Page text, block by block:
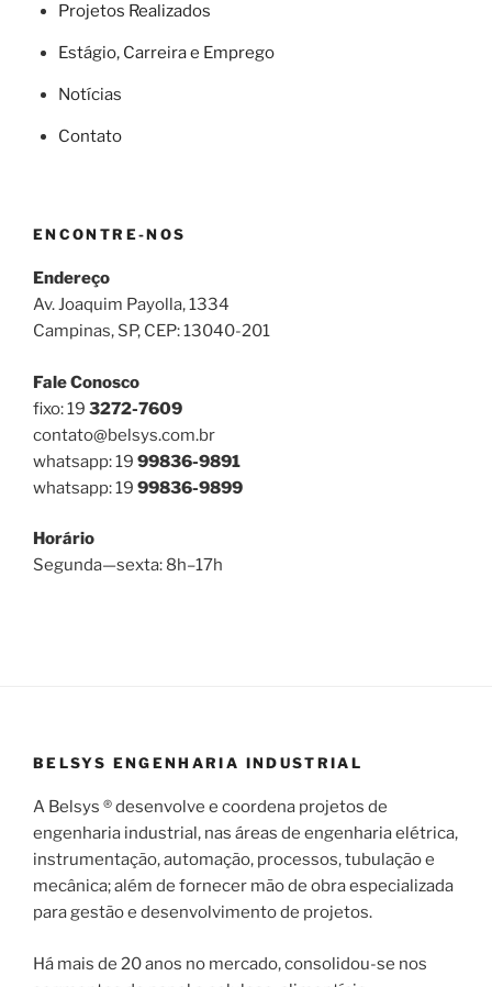
Projetos Realizados
Estágio, Carreira e Emprego
Notícias
Contato
ENCONTRE-NOS
Endereço
Av. Joaquim Payolla, 1334
Campinas, SP, CEP: 13040-201
Fale Conosco
fixo: 19 3272-7609
contato@belsys.com.br
whatsapp: 19 99836-9891
whatsapp: 19 99836-9899
Horário
Segunda—sexta: 8h–17h
BELSYS ENGENHARIA INDUSTRIAL
A Belsys ® desenvolve e coordena projetos de
engenharia industrial, nas áreas de engenharia elétrica,
instrumentação, automação, processos, tubulação e
mecânica; além de fornecer mão de obra especializada
para gestão e desenvolvimento de projetos.
Há mais de 20 anos no mercado, consolidou-se nos